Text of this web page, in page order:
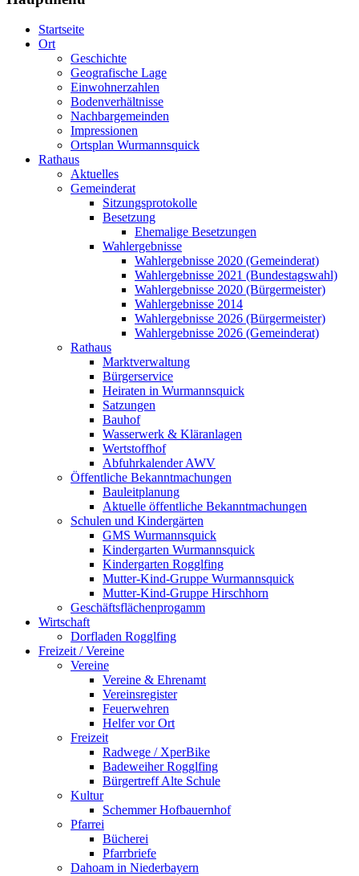
Startseite
Ort
Geschichte
Geografische Lage
Einwohnerzahlen
Bodenverhältnisse
Nachbargemeinden
Impressionen
Ortsplan Wurmannsquick
Rathaus
Aktuelles
Gemeinderat
Sitzungsprotokolle
Besetzung
Ehemalige Besetzungen
Wahlergebnisse
Wahlergebnisse 2020 (Gemeinderat)
Wahlergebnisse 2021 (Bundestagswahl)
Wahlergebnisse 2020 (Bürgermeister)
Wahlergebnisse 2014
Wahlergebnisse 2026 (Bürgermeister)
Wahlergebnisse 2026 (Gemeinderat)
Rathaus
Marktverwaltung
Bürgerservice
Heiraten in Wurmannsquick
Satzungen
Bauhof
Wasserwerk & Kläranlagen
Wertstoffhof
Abfuhrkalender AWV
Öffentliche Bekanntmachungen
Bauleitplanung
Aktuelle öffentliche Bekanntmachungen
Schulen und Kindergärten
GMS Wurmannsquick
Kindergarten Wurmannsquick
Kindergarten Rogglfing
Mutter-Kind-Gruppe Wurmannsquick
Mutter-Kind-Gruppe Hirschhorn
Geschäftsflächenprogamm
Wirtschaft
Dorfladen Rogglfing
Freizeit / Vereine
Vereine
Vereine & Ehrenamt
Vereinsregister
Feuerwehren
Helfer vor Ort
Freizeit
Radwege / XperBike
Badeweiher Rogglfing
Bürgertreff Alte Schule
Kultur
Schemmer Hofbauernhof
Pfarrei
Bücherei
Pfarrbriefe
Dahoam in Niederbayern